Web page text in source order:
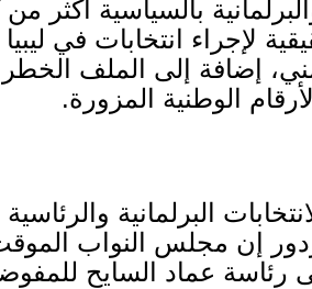
بالسياسية أكثر من
لإجراء انتخابات في ليبيا
إضافة إلى الملف
الوطنية المزورة.
البرلمانية
إن مجلس النواب
رئاسة عماد السايح